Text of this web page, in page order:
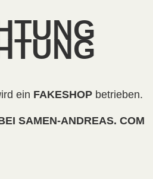
ein FAKESHOP betrieben.
SAMEN-ANDREAS. COM